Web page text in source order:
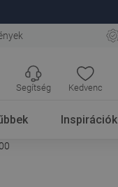
Kedvenc
Segítség
Inspirációk